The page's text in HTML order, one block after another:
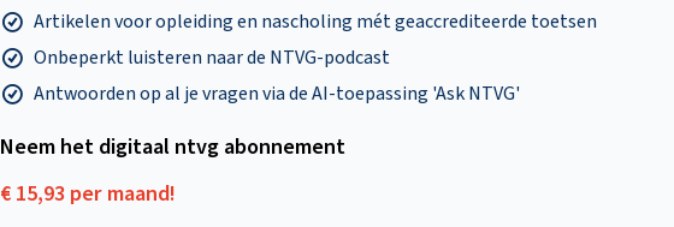
Artikelen voor opleiding en nascholing mét geaccrediteerde toetsen
Onbeperkt luisteren naar de NTVG-podcast
Antwoorden op al je vragen via de AI-toepassing 'Ask NTVG'
Neem het digitaal ntvg abonnement
€ 15,93 per maand!